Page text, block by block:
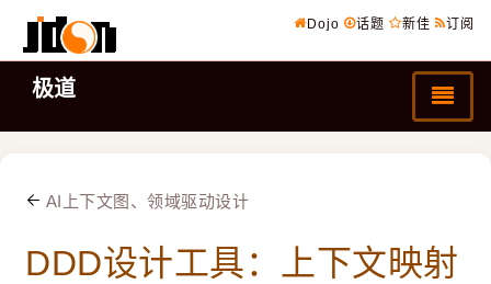
Dojo 话题 新佳 订阅
极道
AI上下文图、领域驱动设计
DDD设计工具：上下文映射